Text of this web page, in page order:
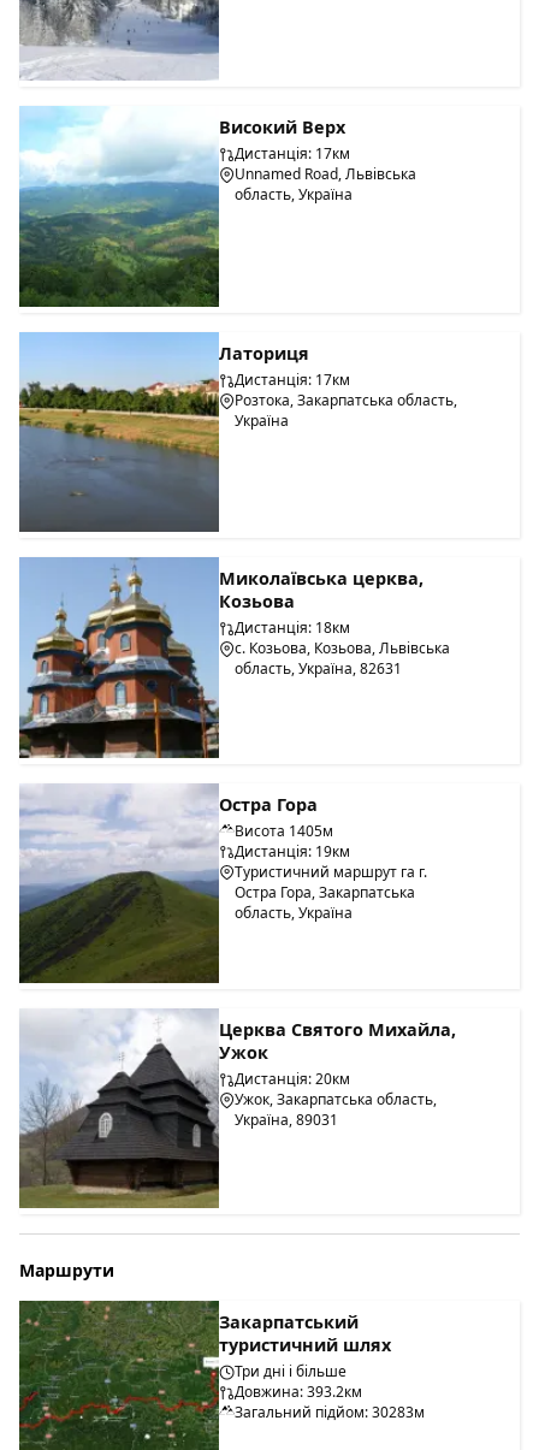
Високий Верх
Дистанція: 17км
Unnamed Road, Львівська
область, Україна
Латориця
Дистанція: 17км
Розтока, Закарпатська область,
Україна
Миколаївська церква,
Козьова
Дистанція: 18км
с. Козьова, Козьова, Львівська
область, Україна, 82631
Остра Гора
Висота 1405м
Дистанція: 19км
Туристичний маршрут га г.
Остра Гора, Закарпатська
область, Україна
Церква Святого Михайла,
Ужок
Дистанція: 20км
Ужок, Закарпатська область,
Україна, 89031
Маршрути
Закарпатський
туристичний шлях
Три дні і більше
Довжина: 393.2км
Загальний підйом: 30283м